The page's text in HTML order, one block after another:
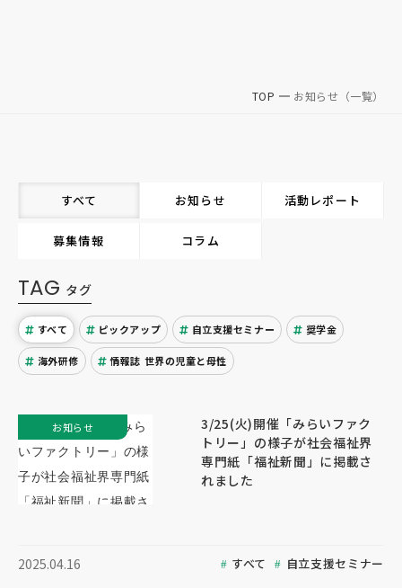
TOP お知らせ（一覧）
すべて お知らせ 活動レポート
募集情報 コラム
TAG タグ
すべて ピックアップ 自立支援セミナー 奨学金
海外研修 情報誌 世界の児童と母性
3/25(火)開催「みらいファク
トリー」の様子が社会福祉界
専門紙「福祉新聞」に掲載さ
れました
2025.04.16 すべて 自立支援セミナー
お知らせ